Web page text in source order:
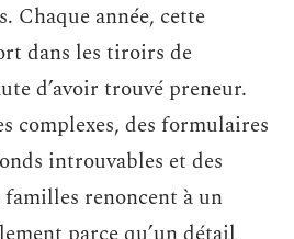
Chaque année, cette
dans les tiroirs de
d’avoir trouvé preneur.
complexes, des formulaires
introuvables et des
familles renoncent à un